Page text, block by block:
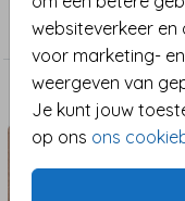
websiteverkeer en
voor marketing-
weergeven van
Je kunt jouw
op ons ons
feestsfeer.
De kaart is volledig
editor. Bestel een
bekijk jouw kaartje
papiersamples van
envelopkleuren.
21-Diner
Maak het